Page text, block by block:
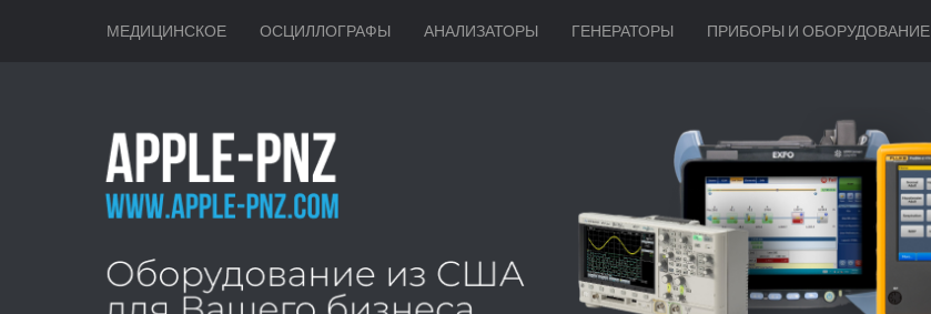
МЕДИЦИНСКОЕ ОСЦИЛЛОГРАФЫ АНАЛИЗАТОРЫ ГЕНЕРАТОРЫ ПРИБОРЫ И ОБОРУДОВАНИЕ